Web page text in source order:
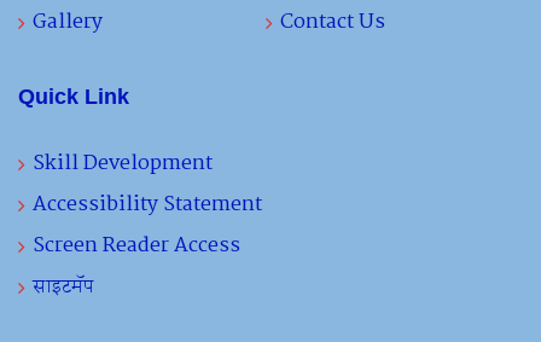
Gallery
Contact Us
Quick Link
Skill Development
Accessibility Statement
Screen Reader Access
साइटमॅप